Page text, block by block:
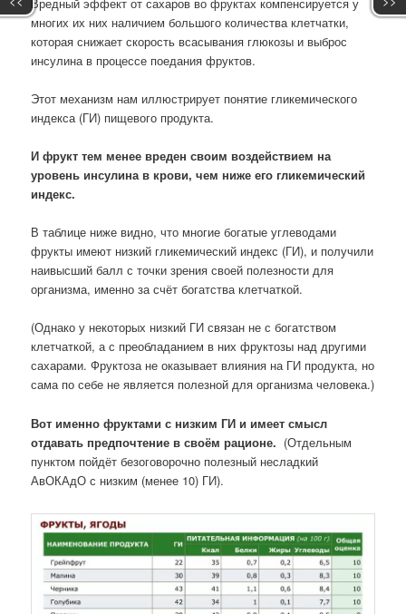
многих их них наличием большого количества клетчатки,
которая снижает скорость всасывания глюкозы и выброс
инсулина в процессе поедания фруктов.
Этот механизм нам иллюстрирует понятие гликемического
индекса (ГИ) пищевого продукта.
И фрукт тем менее вреден своим воздействием на
уровень инсулина в крови, чем ниже его гликемический
индекс.
В таблице ниже видно, что многие богатые углеводами
фрукты имеют низкий гликемический индекс (ГИ), и получили
наивысший балл с точки зрения своей полезности для
организма, именно за счёт богатства клетчаткой.
(Однако у некоторых низкий ГИ связан не с богатством
клетчаткой, а с преобладанием в них фруктозы над другими
сахарами. Фруктоза не оказывает влияния на ГИ продукта, но
сама по себе не является полезной для организма человека.)
Вот именно фруктами с низким ГИ и имеет смысл
отдавать предпочтение в своём рационе. (Отдельным
пунктом пойдёт безоговорочно полезный несладкий
АвОКАдО с низким (менее 10) ГИ).